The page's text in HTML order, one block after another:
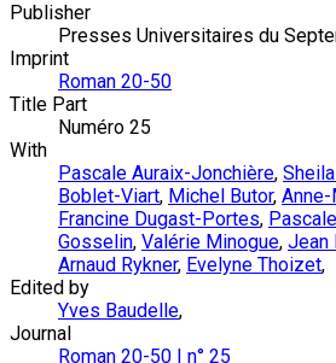
Publisher
Presses Universitaires du
Imprint
Roman 20-50
Title Part
Numéro 25
With
Pascale Auraix-Jonchière, Sheila
Boblet-Viart, Michel Butor,
Francine Dugast-Portes,
Gosselin, Valérie Minogue, Jean
Arnaud Rykner, Evelyne Thoizet,
Edited by
Yves Baudelle,
Journal
Roman 20-50 | n° 25